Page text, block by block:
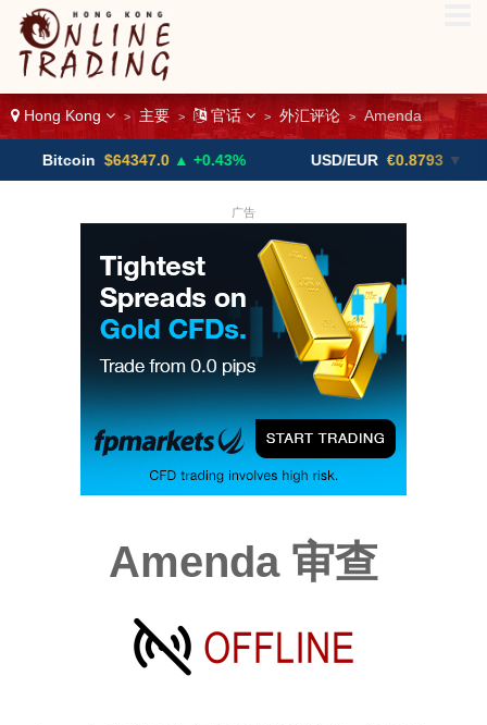
Hong Kong > 主要 > 官话 > 外汇评论 > Amenda
$64347.0 ▲ +0.43% USD/EUR €0.8793 ▼
广告
Amenda 审查